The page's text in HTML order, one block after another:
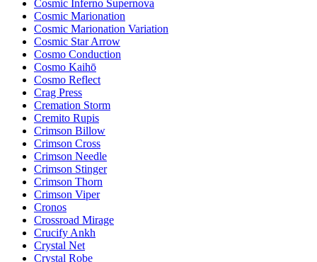
Cosmic Inferno Supernova
Cosmic Marionation
Cosmic Marionation Variation
Cosmic Star Arrow
Cosmo Conduction
Cosmo Kaihō
Cosmo Reflect
Crag Press
Cremation Storm
Cremito Rupis
Crimson Billow
Crimson Cross
Crimson Needle
Crimson Stinger
Crimson Thorn
Crimson Viper
Cronos
Crossroad Mirage
Crucify Ankh
Crystal Net
Crystal Robe